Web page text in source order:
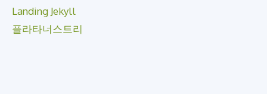
Landing Jekyll
플라타너스트리